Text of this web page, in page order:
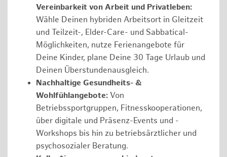
Vereinbarkeit von Arbeit und Privatleben:
Wähle Deinen hybriden Arbeitsort in Gleitzeit
und Teilzeit-, Elder-Care- und Sabbatical-
Möglichkeiten, nutze Ferienangebote für
Deine Kinder, plane Deine 30 Tage Urlaub und
Deinen Überstundenausgleich.
Nachhaltige Gesundheits- &
Wohlfühlangebote: Von
Betriebssportgruppen, Fitnesskooperationen,
über digitale und Präsenz-Events und -
Workshops bis hin zu betriebsärztlicher und
psychosozialer Beratung.